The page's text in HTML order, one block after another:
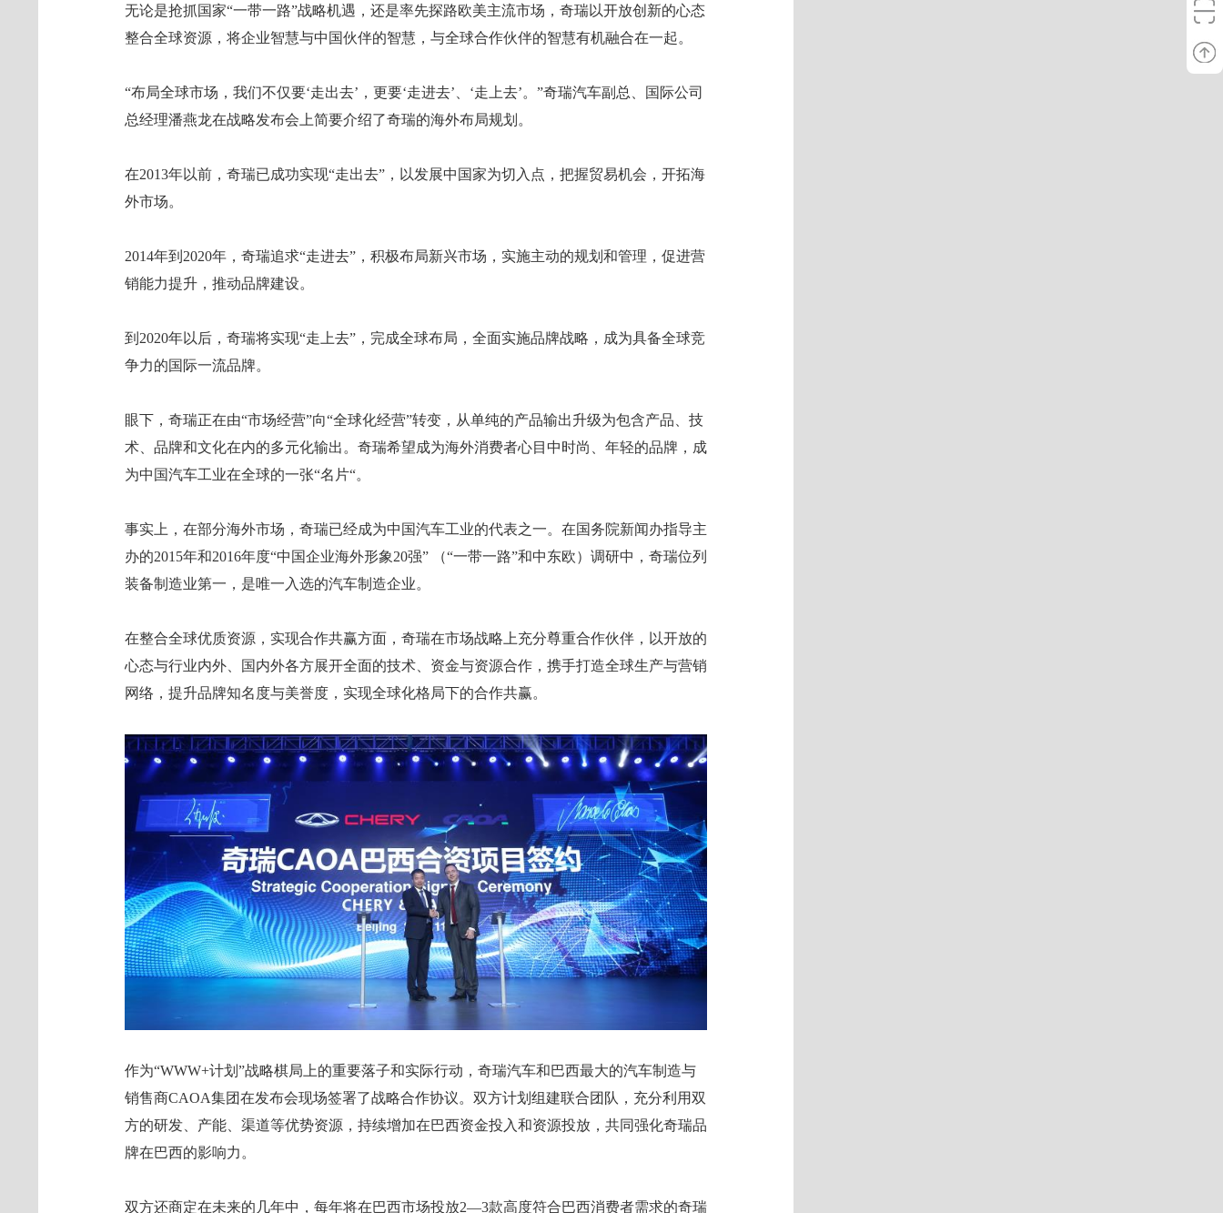
无论是抢抓国家“一带一路”战略机遇，还是率先探路欧美主流市场，奇瑞以开放创新的心态
整合全球资源，将企业智慧与中国伙伴的智慧，与全球合作伙伴的智慧有机融合在一起。
“布局全球市场，我们不仅要‘走出去’，更要‘走进去’、‘走上去’。”奇瑞汽车副总、国际公司
总经理潘燕龙在战略发布会上简要介绍了奇瑞的海外布局规划。
在2013年以前，奇瑞已成功实现“走出去”，以发展中国家为切入点，把握贸易机会，开拓海
外市场。
2014年到2020年，奇瑞追求“走进去”，积极布局新兴市场，实施主动的规划和管理，促进营
销能力提升，推动品牌建设。
到2020年以后，奇瑞将实现“走上去”，完成全球布局，全面实施品牌战略，成为具备全球竞
争力的国际一流品牌。
眼下，奇瑞正在由“市场经营”向“全球化经营”转变，从单纯的产品输出升级为包含产品、技
术、品牌和文化在内的多元化输出。奇瑞希望成为海外消费者心目中时尚、年轻的品牌，成
为中国汽车工业在全球的一张“名片“。
事实上，在部分海外市场，奇瑞已经成为中国汽车工业的代表之一。在国务院新闻办指导主
办的2015年和2016年度“中国企业海外形象20强” （“一带一路”和中东欧）调研中，奇瑞位列
装备制造业第一，是唯一入选的汽车制造企业。
在整合全球优质资源，实现合作共赢方面，奇瑞在市场战略上充分尊重合作伙伴，以开放的
心态与行业内外、国内外各方展开全面的技术、资金与资源合作，携手打造全球生产与营销
网络，提升品牌知名度与美誉度，实现全球化格局下的合作共赢。
作为“WWW+计划”战略棋局上的重要落子和实际行动，奇瑞汽车和巴西最大的汽车制造与
销售商CAOA集团在发布会现场签署了战略合作协议。双方计划组建联合团队，充分利用双
方的研发、产能、渠道等优势资源，持续增加在巴西资金投入和资源投放，共同强化奇瑞品
牌在巴西的影响力。
双方还商定在未来的几年中，每年将在巴西市场投放2—3款高度符合巴西消费者需求的奇瑞